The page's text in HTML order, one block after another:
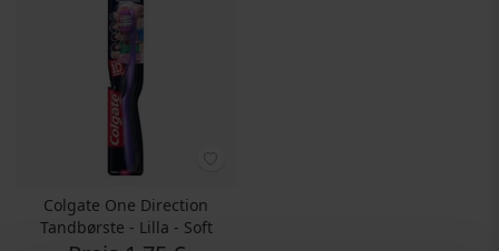
Colgate One Direction
Tandbørste - Lilla - Soft